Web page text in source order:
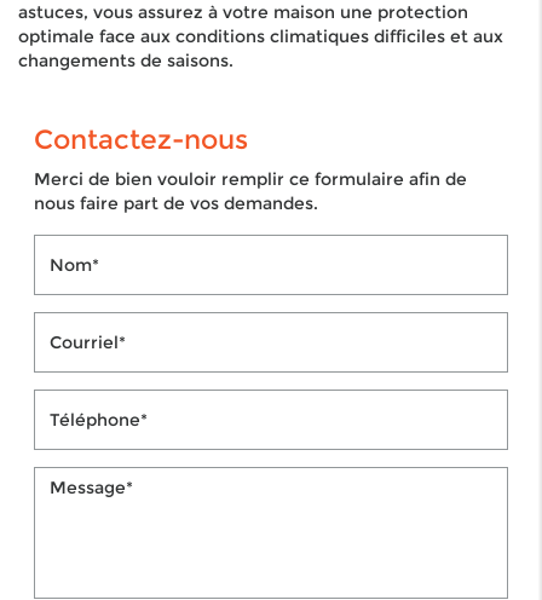
astuces, vous assurez à votre maison une protection
optimale face aux conditions climatiques difficiles et aux
changements de saisons.
Contactez-nous
Merci de bien vouloir remplir ce formulaire afin de
nous faire part de vos demandes.